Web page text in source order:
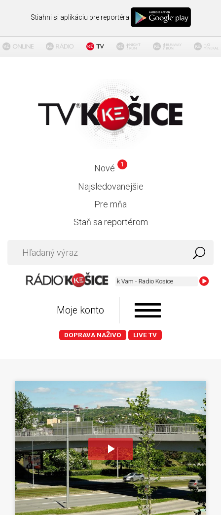
Stiahni si aplikáciu pre reportéra
Nové 1
Najsledovanejšie
Pre mňa
Staň sa reportérom
Najblizsie k Vam - Radio Kosice
Moje konto
DOPRAVA NAŽIVO LIVE TV
Play
Video